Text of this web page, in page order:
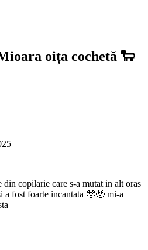
oița cochetă 🐑
din copilarie care s-a mutat in alt oras
a fost foarte incantata 🥹🥹 mi-a